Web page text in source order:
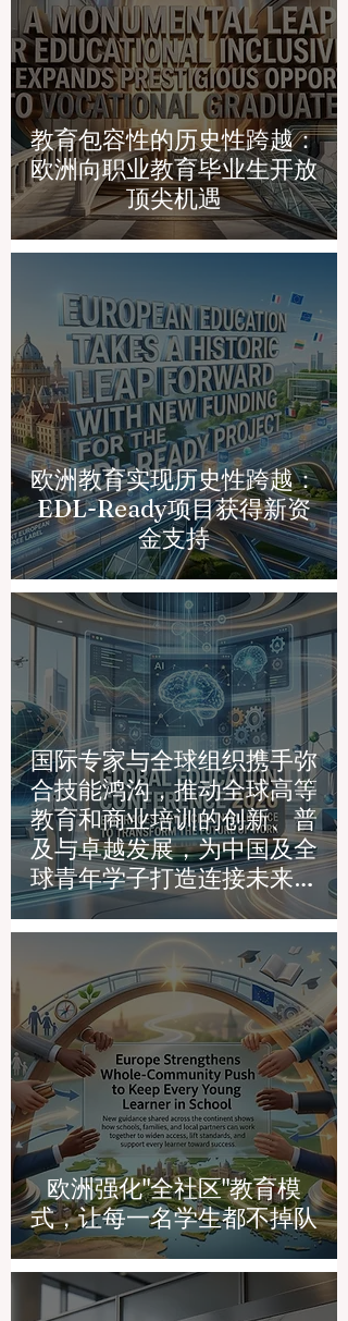
教育包容性的历史性跨越：
欧洲向职业教育毕业生开放
顶尖机遇
欧洲教育实现历史性跨越：
EDL-Ready项目获得新资
金支持
国际专家与全球组织携手弥
合技能鸿沟，推动全球高等
教育和商业培训的创新、普
及与卓越发展，为中国及全
球青年学子打造连接未来的
桥梁。
欧洲强化"全社区"教育模
式，让每一名学生都不掉队